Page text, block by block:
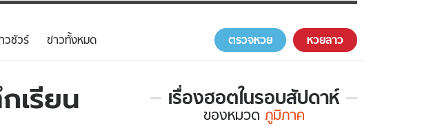
บันเทิงครบรส
เกมส์
ความรู้รอบตัว
ฮาวทู
วชัวร์ ข่าวทั้งหมด ตรวจหวย หวยลาว
เรียน
เรื่องฮอตในรอบสัปดาห์
เรื่อง
ของหมวด ภูมิภาค